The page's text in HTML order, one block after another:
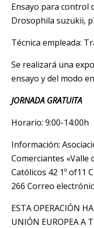
Ensayo para control
Drosophila suzukii,
Técnica empleada:
Se realizará una
ensayo y del modo
JORNADA GRATUITA
Horario: 9:00-14:00h
Información:
Comerciantes «Valle
Católicos 42 1º of11
266 Correo
ESTA OPERACIÓN
UNIÓN EUROPEA A